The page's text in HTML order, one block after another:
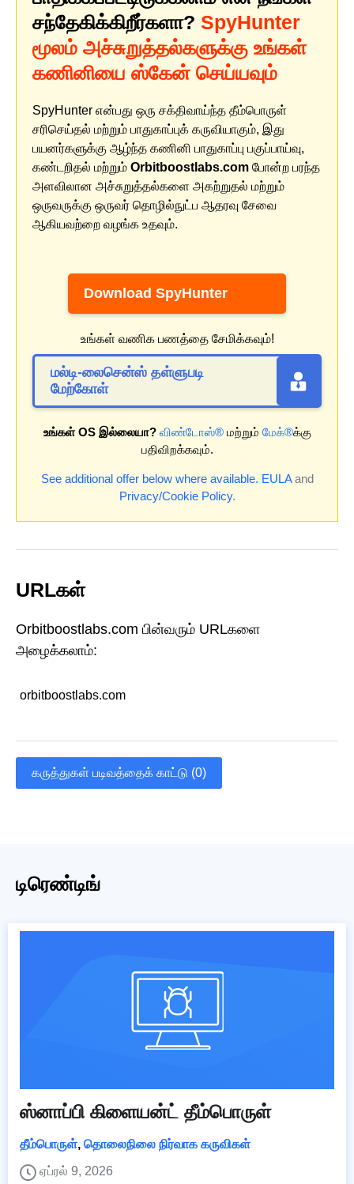
சந்தேகிக்கிறீர்களா? SpyHunter
மூலம் அச்சுறுத்தல்களுக்கு உங்கள்
கணினியை ஸ்கேன் செய்யவும்
SpyHunter என்பது ஒரு சக்திவாய்ந்த தீம்பொருள்
சரிசெய்தல் மற்றும் பாதுகாப்புக் கருவியாகும், இது
பயனர்களுக்கு ஆழ்ந்த கணினி பாதுகாப்பு பகுப்பாய்வு,
கண்டறிதல் மற்றும் Orbitboostlabs.com போன்ற பரந்த
அளவிலான அச்சுறுத்தல்களை அகற்றுதல் மற்றும்
ஒருவருக்கு ஒருவர் தொழில்நுட்ப ஆதரவு சேவை
ஆகியவற்றை வழங்க உதவும்.
Download SpyHunter
உங்கள் வணிக பணத்தை சேமிக்கவும்!
மல்டி-லைசென்ஸ் தள்ளுபடி
மேற்கோள்
உங்கள் OS இல்லையா? விண்டோஸ்®மற்றும் மேக்®க்கு
பதிவிறக்கவும்.
See additional offer below where available. EULAand
Privacy/Cookie Policy.
URLகள்
Orbitboostlabs.com பின்வரும் URLகளை
அழைக்கலாம்:
orbitboostlabs.com
கருத்துகள் படிவத்தைக் காட்டு (0)
டிரெண்டிங்
ஸ்னாப்பி கிளையன்ட் தீம்பொருள்
தீம்பொருள், தொலைநிலை நிர்வாக கருவிகள்
ஏப்ரல் 9, 2026